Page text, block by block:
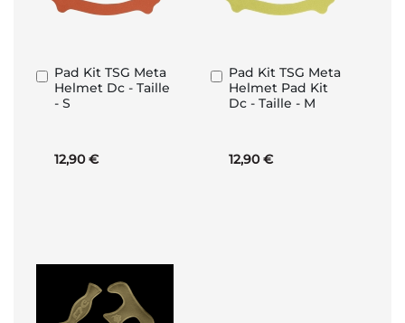
Pad Kit TSG Meta
Helmet Dc - Taille
- S
12,90 €
Aggiungi
al
Carrello
Pad Kit TSG Meta
Helmet Pad Kit
Dc - Taille - M
12,90 €
Aggiungi
al
Carrello